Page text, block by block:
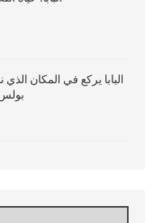
البابا يركع في المكان الذي
بولس